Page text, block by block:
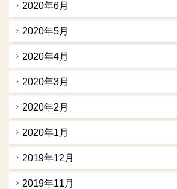
2020年6月
2020年5月
2020年4月
2020年3月
2020年2月
2020年1月
2019年12月
2019年11月